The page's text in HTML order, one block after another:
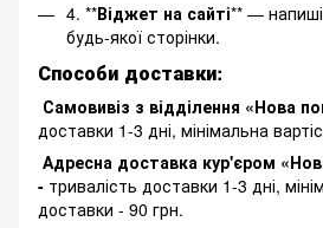
4. **Віджет на сайті** —
будь-якої сторінки.
Способи доставки:
Самовивіз з відділення «Нова
доставки 1-3 дні, мінімальна
Адресна доставка кур'єром
- тривалість доставки 1-3 дні,
доставки - 90 грн.